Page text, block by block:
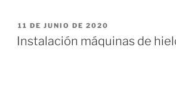
PUBLICADO
EL
11 DE JUNIO DE 2020
Instalación máquinas de